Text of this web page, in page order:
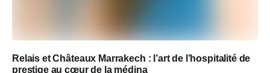
Relais et Châteaux Marrakech : l’art de l’hospitalité de
prestige au cœur de la médina